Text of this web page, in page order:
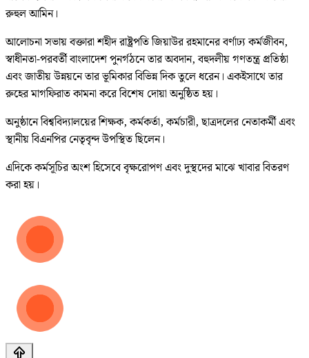
রুহুল আমিন।
আলোচনা সভায় বক্তারা শহীদ রাষ্ট্রপতি জিয়াউর রহমানের বর্ণাঢ্য কর্মজীবন,
স্বাধীনতা-পরবর্তী বাংলাদেশ পুনর্গঠনে তার অবদান, বহুদলীয় গণতন্ত্র প্রতিষ্ঠা
এবং জাতীয় উন্নয়নে তার ভূমিকার বিভিন্ন দিক তুলে ধরেন। একইসাথে তার
রুহের মাগফিরাত কামনা করে বিশেষ দোয়া অনুষ্ঠিত হয়।
অনুষ্ঠানে বিশ্ববিদ্যালয়ের শিক্ষক, কর্মকর্তা, কর্মচারী, ছাত্রদলের নেতাকর্মী এবং
স্থানীয় বিএনপির নেতৃবৃন্দ উপস্থিত ছিলেন।
এদিকে কর্মসূচির অংশ হিসেবে বৃক্ষরোপণ এবং দুস্থদের মাঝে খাবার বিতরণ
করা হয়।